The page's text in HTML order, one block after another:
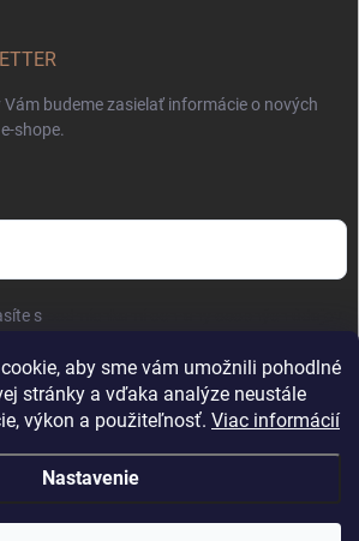
aby sme vám umožnili pohodlné
stránky a vďaka analýze neustále
výkon a použiteľnosť. Viac informácií
Nastavenie
Vám budeme zasielať informácie o nových
shope.
s